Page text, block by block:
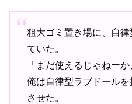
粗大ゴミ置き場に、自
ていた。
「まだ使えるじゃねーか
俺は自律型ラブドール
させた。